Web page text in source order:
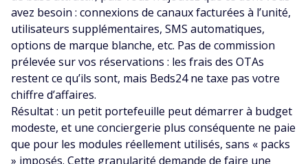
avez besoin : connexions de canaux facturées à l’unité,
utilisateurs supplémentaires, SMS automatiques,
options de marque blanche, etc. Pas de commission
prélevée sur vos réservations : les frais des OTAs
restent ce qu’ils sont, mais Beds24 ne taxe pas votre
chiffre d’affaires.
Résultat : un petit portefeuille peut démarrer à budget
modeste, et une conciergerie plus conséquente ne paie
que pour les modules réellement utilisés, sans « packs
» imposés. Cette granularité demande de faire une